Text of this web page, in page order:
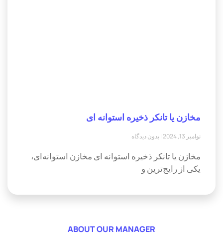
مخازن یا تانکر ذخیره استوانه ای
نوامبر 13, 2024 بدون دیدگاه
مخازن یا تانکر ذخیره استوانه ای مخازن استوانه‌ای،
یکی از رایج‌ترین و
ABOUT OUR MANAGER